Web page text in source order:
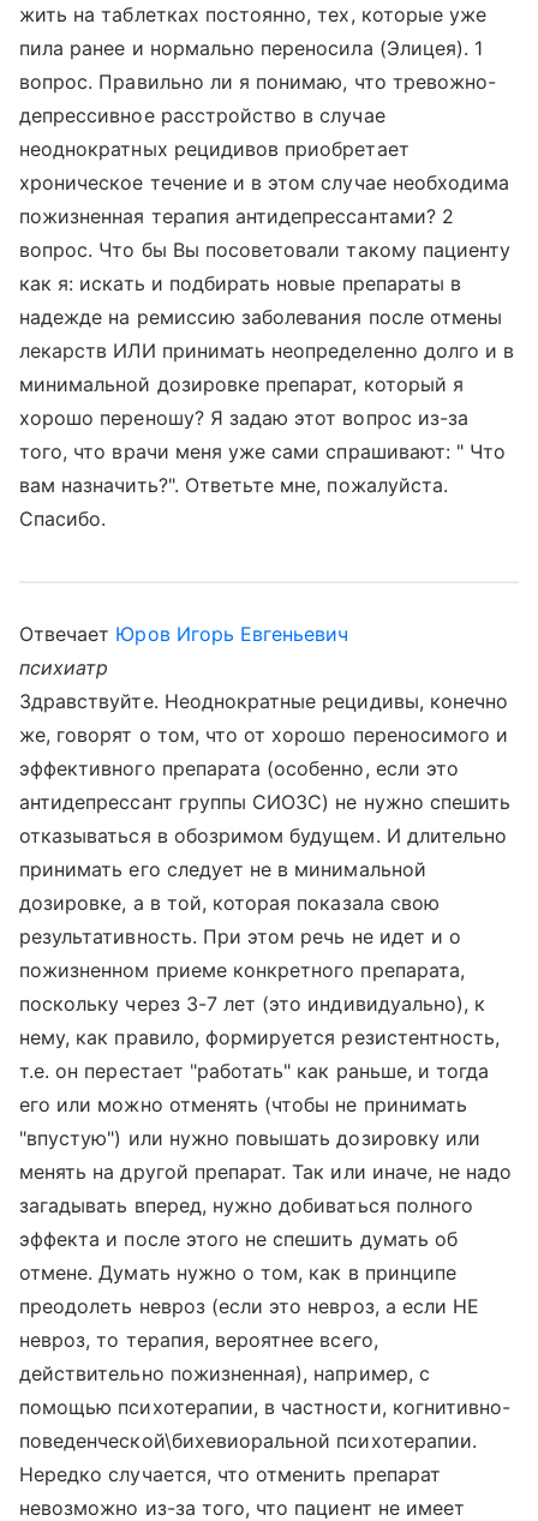
жить на таблетках постоянно, тех, которые уже
пила ранее и нормально переносила (Элицея). 1
вопрос. Правильно ли я понимаю, что тревожно-
депрессивное расстройство в случае
неоднократных рецидивов приобретает
хроническое течение и в этом случае необходима
пожизненная терапия антидепрессантами? 2
вопрос. Что бы Вы посоветовали такому пациенту
как я: искать и подбирать новые препараты в
надежде на ремиссию заболевания после отмены
лекарств ИЛИ принимать неопределенно долго и в
минимальной дозировке препарат, который я
хорошо переношу? Я задаю этот вопрос из-за
того, что врачи меня уже сами спрашивают: " Что
вам назначить?". Ответьте мне, пожалуйста.
Спасибо.
Отвечает Юров Игорь Евгеньевич
психиатр
Здравствуйте. Неоднократные рецидивы, конечно
же, говорят о том, что от хорошо переносимого и
эффективного препарата (особенно, если это
антидепрессант группы СИОЗС) не нужно спешить
отказываться в обозримом будущем. И длительно
принимать его следует не в минимальной
дозировке, а в той, которая показала свою
результативность. При этом речь не идет и о
пожизненном приеме конкретного препарата,
поскольку через 3-7 лет (это индивидуально), к
нему, как правило, формируется резистентность,
т.е. он перестает "работать" как раньше, и тогда
его или можно отменять (чтобы не принимать
"впустую") или нужно повышать дозировку или
менять на другой препарат. Так или иначе, не надо
загадывать вперед, нужно добиваться полного
эффекта и после этого не спешить думать об
отмене. Думать нужно о том, как в принципе
преодолеть невроз (если это невроз, а если НЕ
невроз, то терапия, вероятнее всего,
действительно пожизненная), например, с
помощью психотерапии, в частности, когнитивно-
поведенческой\бихевиоральной психотерапии.
Нередко случается, что отменить препарат
невозможно из-за того, что пациент не имеет